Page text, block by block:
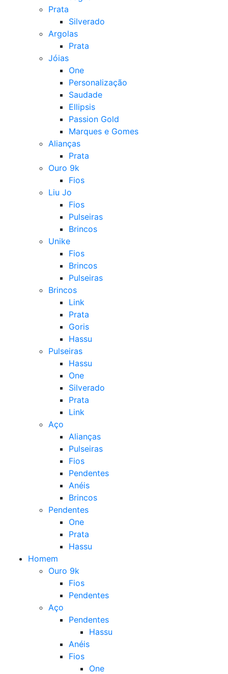
Prata
Silverado
Argolas
Prata
Jóias
One
Personalização
Saudade
Ellipsis
Passion Gold
Marques e Gomes
Alianças
Prata
Ouro 9k
Fios
Liu Jo
Fios
Pulseiras
Brincos
Unike
Fios
Brincos
Pulseiras
Brincos
Link
Prata
Goris
Hassu
Pulseiras
Hassu
One
Silverado
Prata
Link
Aço
Alianças
Pulseiras
Fios
Pendentes
Anéis
Brincos
Pendentes
One
Prata
Hassu
Homem
Ouro 9k
Fios
Pendentes
Aço
Pendentes
Hassu
Anéis
Fios
One